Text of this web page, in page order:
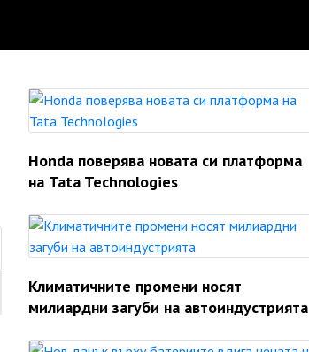
Honda поверява новата си платформа
на Tata Technologies
Климатичните промени носят
милиардни загуби на автоиндустрията